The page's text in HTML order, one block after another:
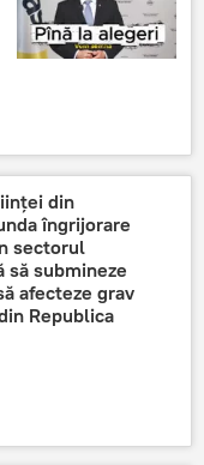
din
îngrijorare
sectorul
să submineze
afecteze grav
Republica